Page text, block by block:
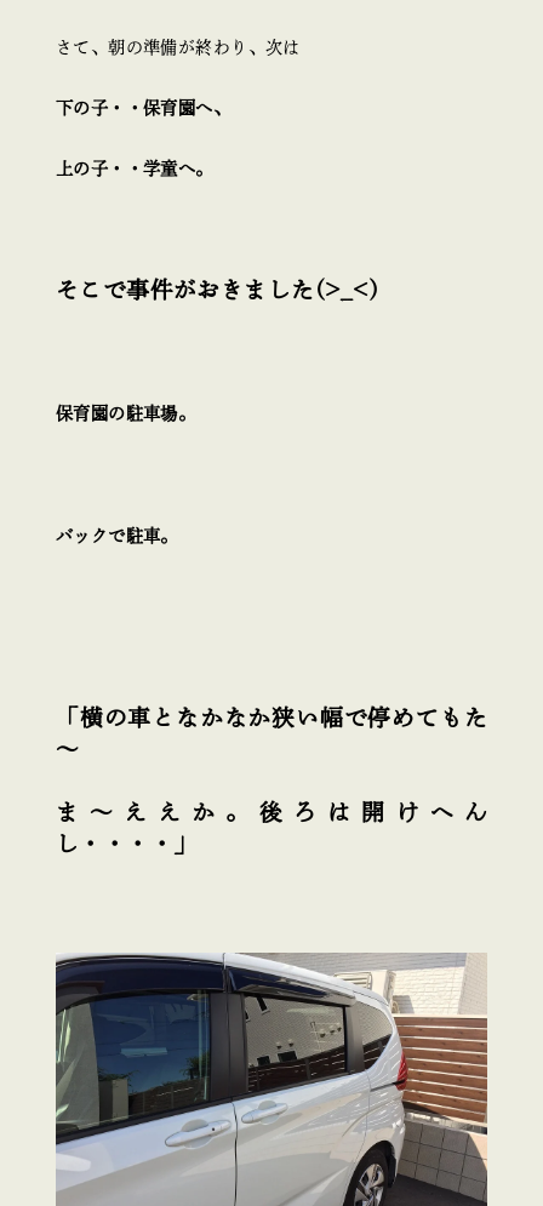
さて、朝の準備が終わり、次は
下の子・・保育園へ、
上の子・・学童へ。
そこで事件がおきました(>_<)
保育園の駐車場。
バックで駐車。
「横の車となかなか狭い幅で停めてもた
～
ま～ええか。後ろは開けへん
し・・・・」